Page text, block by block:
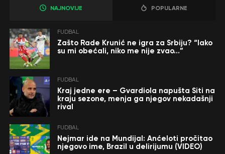
NAJNOVIJE POPULARNE
FUDBAL
Zašto Rade Krunić ne igra za Srbiju? “Iako
su mi obećali, niko me nije zvao…”
FUDBAL
Kraj jedne ere – Gvardiola napušta Siti na
kraju sezone, menja ga njegov nekadašnji
rival
FUDBAL
Nejmar ide na Mundijal: Anćeloti pročitao
njegovo ime, Brazil u delirijumu (VIDEO)